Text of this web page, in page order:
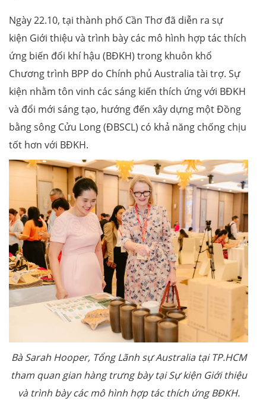
Ngày 22.10, tại thành phố Cần Thơ đã diễn ra sự
kiện Giới thiệu và trình bày các mô hình hợp tác thích
ứng biến đổi khí hậu (BĐKH) trong khuôn khổ
Chương trình BPP do Chính phủ Australia tài trợ. Sự
kiện nhằm tôn vinh các sáng kiến thích ứng với BĐKH
và đổi mới sáng tạo, hướng đến xây dựng một Đồng
bằng sông Cửu Long (ĐBSCL) có khả năng chống chịu
tốt hơn với BĐKH.
Bà Sarah Hooper, Tổng Lãnh sự Australia tại TP.HCM
tham quan gian hàng trưng bày tại Sự kiện Giới thiệu
và trình bày các mô hình hợp tác thích ứng BĐKH.